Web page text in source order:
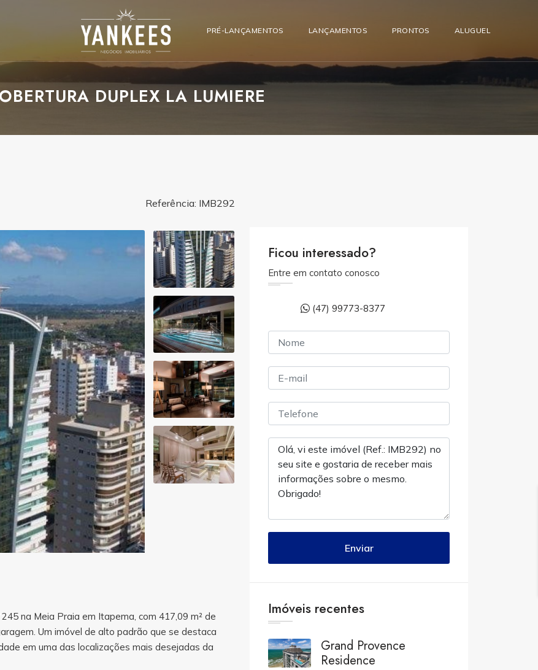
PRÉ-LANÇAMENTOS LANÇAMENTOS PRONTOS ALUGUEL
DUPLEX LA LUMIERE
Referência: IMB292
na Meia Praia em Itapema, com 417,09 m² de
Um imóvel de alto padrão que se destaca
em uma das localizações mais desejadas da
Ficou interessado?
Entre em contato conosco
(47) 99773-8377
Enviar
Imóveis recentes
Grand Provence
Residence